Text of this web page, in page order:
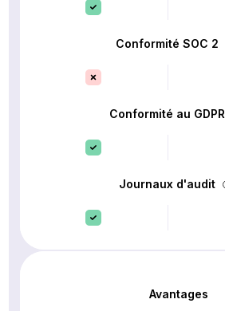
Conformité SOC 2
Conformité au GDPR
Journaux d'audit
Avantages